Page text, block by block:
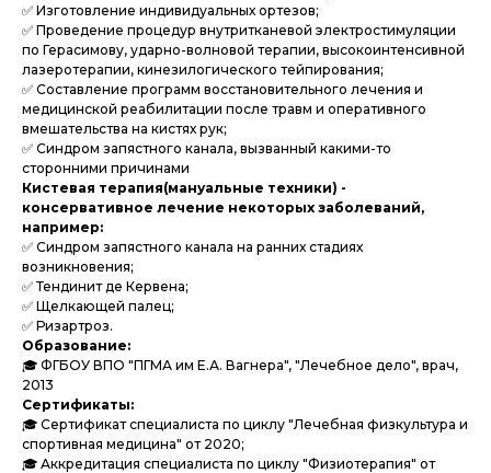
✅ Изготовление индивидуальных ортезов;
✅ Проведение процедур внутритканевой электростимуляции
по Герасимову, ударно-волновой терапии, высокоинтенсивной
лазеротерапии, кинезилогического тейпирования;
✅ Составление программ восстановительного лечения и
медицинской реабилитации после травм и оперативного
вмешательства на кистях рук;
✅ Синдром запястного канала, вызванный какими-то
сторонними причинами
Кистевая терапия(мануальные техники) -
консервативное лечение некоторых заболеваний,
например:
✅ Синдром запястного канала на ранних стадиях
возникновения;
✅ Тендинит де Кервена;
✅ Щелкающей палец;
✅ Ризартроз.
Образование:
🎓 ФГБОУ ВПО "ПГМА им Е.А. Вагнера", "Лечебное дело", врач,
2013
Сертификаты:
🎓 Сертификат специалиста по циклу "Лечебная физкультура и
спортивная медицина" от 2020;
🎓 Аккредитация специалиста по циклу "Физиотерапия" от